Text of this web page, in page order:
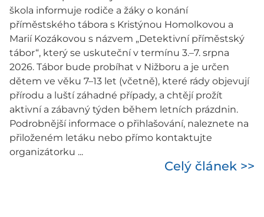
škola informuje rodiče a žáky o konání
příměstského tábora s Kristýnou Homolkovou a
Marií Kozákovou s názvem „Detektivní příměstský
tábor“, který se uskuteční v termínu 3.–7. srpna
2026. Tábor bude probíhat v Nižboru a je určen
dětem ve věku 7–13 let (včetně), které rády objevují
přírodu a luští záhadné případy, a chtějí prožít
aktivní a zábavný týden během letních prázdnin.
Podrobnější informace o přihlašování, naleznete na
přiloženém letáku nebo přímo kontaktujte
organizátorku ...
Celý článek >>